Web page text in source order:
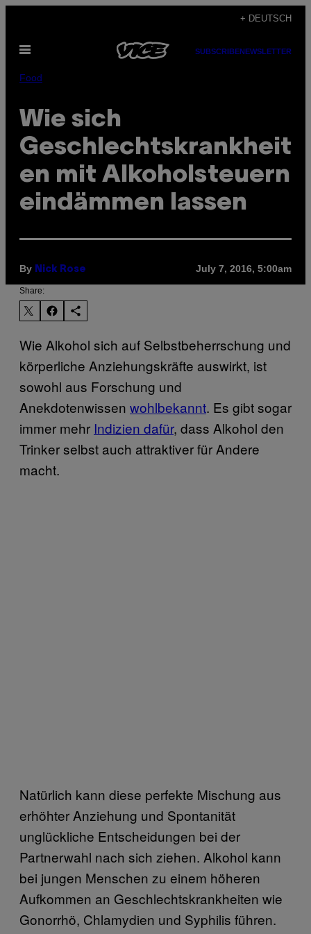
content
+ DEUTSCH
Open
SUBSCRIBENEWSLETTER
Food
Wie sich
Geschlechtskrankheit
en mit Alkoholsteuern
eindämmen lassen
By Nick Rose July 7, 2016, 5:00am
Share:
Wie Alkohol sich auf Selbstbeherrschung und
körperliche Anziehungskräfte auswirkt, ist
sowohl aus Forschung und
Anekdotenwissen wohlbekannt. Es gibt sogar
immer mehr Indizien dafür, dass Alkohol den
Trinker selbst auch attraktiver für Andere
macht.
Natürlich kann diese perfekte Mischung aus
erhöhter Anziehung und Spontanität
unglückliche Entscheidungen bei der
Partnerwahl nach sich ziehen. Alkohol kann
bei jungen Menschen zu einem höheren
Aufkommen an Geschlechtskrankheiten wie
Gonorrhö, Chlamydien und Syphilis führen.